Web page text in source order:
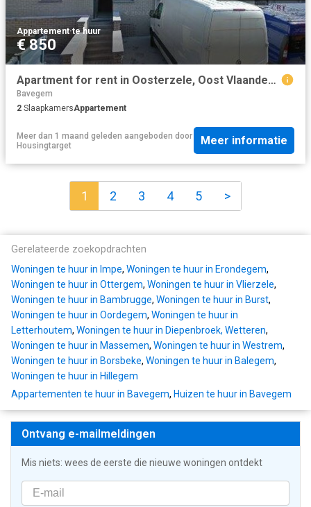
Appartement·te huur
€ 850
Apartment for rent in Oosterzele, Oost Vlaanderen
Bavegem
2 SlaapkamersAppartement
Meer dan 1 maand geleden aangeboden door
Housingtarget
Meer informatie
1 2 3 4 5 >
Gerelateerde zoekopdrachten
Woningen te huur in Impe, Woningen te huur in Erondegem,
Woningen te huur in Ottergem, Woningen te huur in Vlierzele,
Woningen te huur in Bambrugge, Woningen te huur in Burst,
Woningen te huur in Oordegem, Woningen te huur in
Letterhoutem, Woningen te huur in Diepenbroek, Wetteren,
Woningen te huur in Massemen, Woningen te huur in Westrem,
Woningen te huur in Borsbeke, Woningen te huur in Balegem,
Woningen te huur in Hillegem
Appartementen te huur in Bavegem, Huizen te huur in Bavegem
Ontvang e-mailmeldingen
Mis niets: wees de eerste die nieuwe woningen ontdekt